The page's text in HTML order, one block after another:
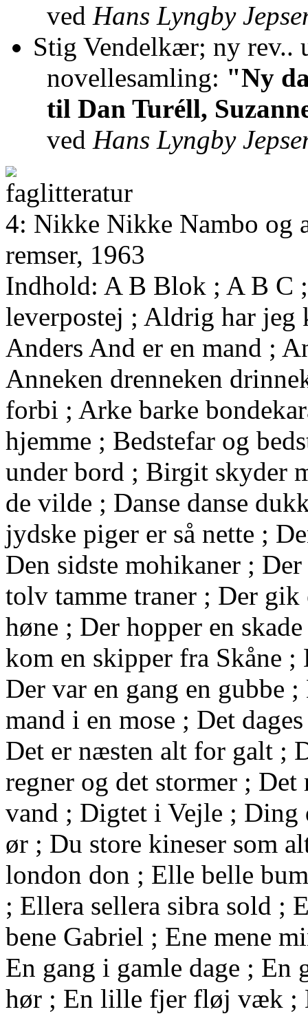
ved Hans Lyngby
Stig Vendelkær; ny rev..
novellesamling: "Ny
til Dan Turéll,
ved Hans Lyngby
4: Nikke Nikke Nambo og
remser, 1963
Indhold: A B Blok ; A B C
leverpostej ; Aldrig har jeg
Anders And er en mand ;
Anneken drenneken
forbi ; Arke barke
hjemme ; Bedstefar og
under bord ; Birgit skyder
de vilde ; Danse danse
jydske piger er så nette ;
Den sidste mohikaner ;
tolv tamme traner ; Der
høne ; Der hopper en
kom en skipper fra Skåne
Der var en gang en gubbe
mand i en mose ; Det
Det er næsten alt for galt ;
regner og det stormer ;
vand ; Digtet i Vejle ;
ør ; Du store kineser som
london don ; Elle belle
; Ellera sellera sibra sold ;
bene Gabriel ; Ene mene
En gang i gamle dage ; En
hør ; En lille fjer fløj væk ;